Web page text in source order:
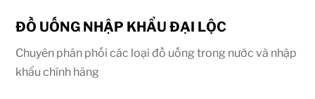
ĐỒ UỐNG NHẬP KHẨU ĐẠI LỘC
Chuyên phân phối các loại đồ uống trong nước và nhập
khẩu chính hãng